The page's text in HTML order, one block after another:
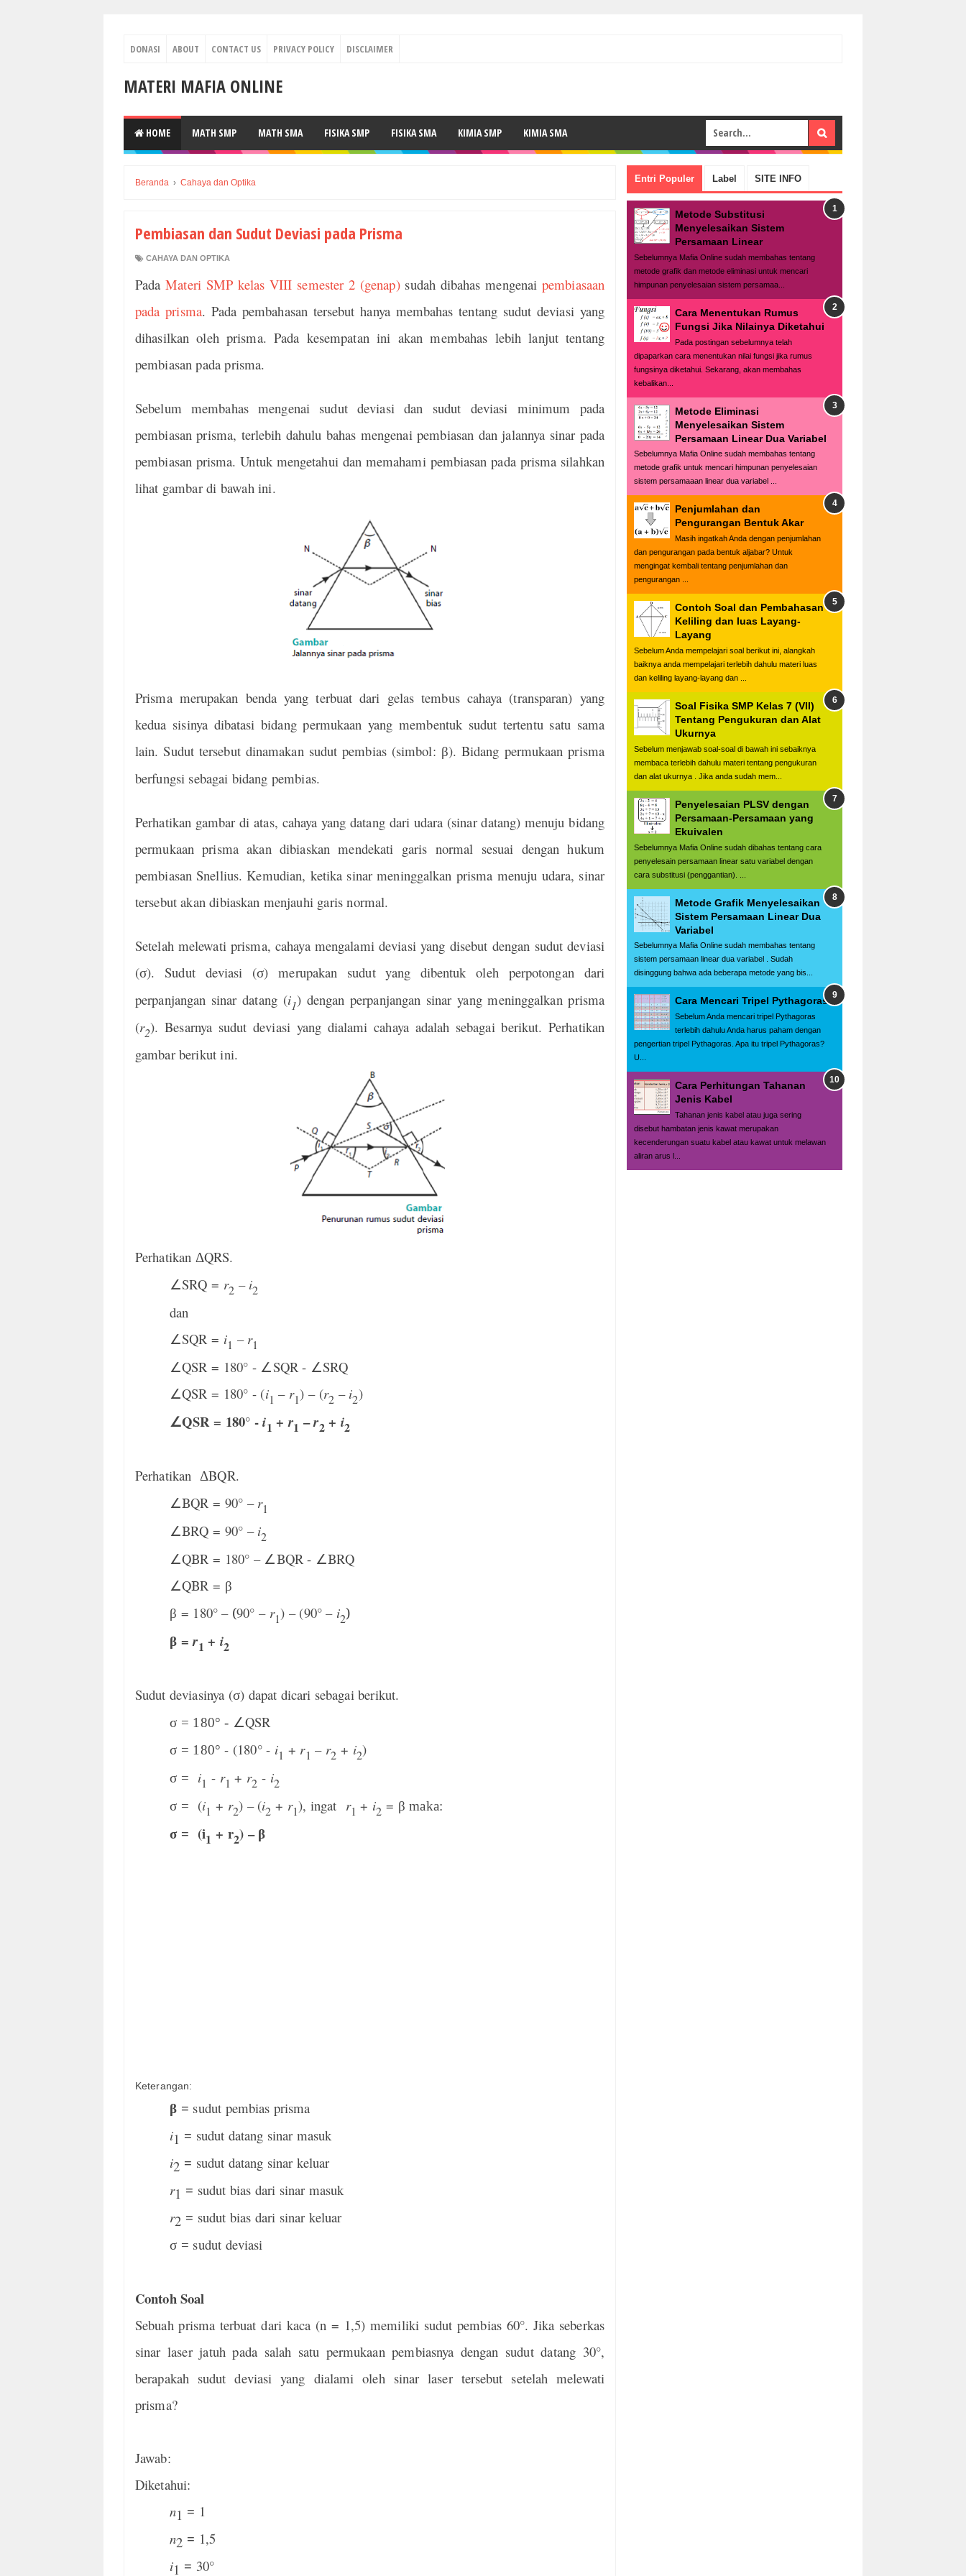
DONASI ABOUT CONTACT US PRIVACY POLICY DISCLAIMER
MATERI MAFIA ONLINE
HOME MATH SMP MATH SMA FISIKA SMP FISIKA SMA KIMIA SMP KIMIA SMA
Beranda › Cahaya dan Optika
Pembiasan dan Sudut Deviasi pada Prisma
CAHAYA DAN OPTIKA
PadaMateri SMP kelas VIII semester 2 (genap)sudah dibahas mengenai pembiasaan
pada prisma. Pada pembahasan tersebut hanya membahas tentang sudut deviasi yang
dihasilkan oleh prisma. Pada kesempatan ini akan membahas lebih lanjut tentang
pembiasan pada prisma.
Sebelum membahas mengenai sudut deviasi dan sudut deviasi minimum pada
pembiasan prisma, terlebih dahulu bahas mengenai pembiasan dan jalannya sinar pada
pembiasan prisma. Untuk mengetahui dan memahami pembiasan pada prisma silahkan
lihat gambar di bawah ini.
Prisma merupakan benda yang terbuat dari gelas tembus cahaya (transparan) yang
kedua sisinya dibatasi bidang permukaan yang membentuk sudut tertentu satu sama
lain. Sudut tersebut dinamakan sudut pembias (simbol: β). Bidang permukaan prisma
berfungsi sebagai bidang pembias.
Perhatikan gambar di atas, cahaya yang datang dari udara (sinar datang) menuju bidang
permukaan prisma akan dibiaskan mendekati garis normal sesuai dengan hukum
pembiasan Snellius. Kemudian, ketika sinar meninggalkan prisma menuju udara, sinar
tersebut akan dibiaskan menjauhi garis normal.
Setelah melewati prisma, cahaya mengalami deviasi yang disebut dengan sudut deviasi
(σ). Sudut deviasi (σ) merupakan sudut yang dibentuk oleh perpotongan dari
perpanjangan sinar datang (i1) dengan perpanjangan sinar yang meninggalkan prisma
(r2). Besarnya sudut deviasi yang dialami cahaya adalah sebagai berikut. Perhatikan
gambar berikut ini.
Perhatikan ΔQRS.
∠SRQ = r2 – i2
dan
∠SQR = i1 – r1
∠QSR = 180° - ∠SQR - ∠SRQ
∠QSR = 180° - (i1 – r1) – (r2 – i2)
∠QSR = 180° -i1 +r1 –r2 +i2
PerhatikanΔBQR.
∠BQR = 90° – r1
∠BRQ = 90° – i2
∠QBR = 180° – ∠BQR - ∠BRQ
∠QBR = β
β = 180° – (90° – r1) – (90° – i2)
β =r1 + i2
Sudut deviasinya (σ) dapat dicari sebagai berikut.
σ = 180° - ∠QSR
σ = 180°- (180° - i1 + r1 – r2 + i2)
σ = i1 - r1 + r2 - i2
σ = (i1 + r2) – (i2 + r1), ingat r1 + i2 = β maka:
σ =
(i1 + r2) – β
Keterangan:
β = sudut pembias prisma
i1 = sudut datang sinar masuk
i2 = sudut datang sinar keluar
r1 = sudut bias dari sinar masuk
r2 = sudut bias dari sinar keluar
σ = sudut deviasi
Contoh Soal
Sebuah prisma terbuat dari kaca (n = 1,5) memiliki sudut pembias 60°. Jika seberkas
sinar laser jatuh pada salah satu permukaan pembiasnya dengan sudut datang 30°,
berapakah sudut deviasi yang dialami oleh sinar laser tersebut setelah melewati
prisma?
Jawab:
Diketahui:
n1 = 1
n2 = 1,5
i1 = 30°
Entri Populer Label SITE INFO
Metode Substitusi
Menyelesaikan Sistem
Persamaan Linear
Sebelumnya Mafia Online sudah membahas tentang
metode grafik dan metode eliminasi untuk mencari
himpunan penyelesaian sistem persamaa...
Cara Menentukan Rumus
Fungsi Jika Nilainya Diketahui
Pada postingan sebelumnya telah
dipaparkan cara menentukan nilai fungsi jika rumus
fungsinya diketahui. Sekarang, akan membahas
kebalikan...
Metode Eliminasi
Menyelesaikan Sistem
Persamaan Linear Dua Variabel
Sebelumnya Mafia Online sudah membahas tentang
metode grafik untuk mencari himpunan penyelesaian
sistem persamaaan linear dua variabel ...
Penjumlahan dan
Pengurangan Bentuk Akar
Masih ingatkah Anda dengan penjumlahan
dan pengurangan pada bentuk aljabar? Untuk
mengingat kembali tentang penjumlahan dan
pengurangan ...
Contoh Soal dan Pembahasan
Keliling dan luas Layang-
Layang
Sebelum Anda mempelajari soal berikut ini, alangkah
baiknya anda mempelajari terlebih dahulu materi luas
dan keliling layang-layang dan ...
Soal Fisika SMP Kelas 7 (VII)
Tentang Pengukuran dan Alat
Ukurnya
Sebelum menjawab soal-soal di bawah ini sebaiknya
membaca terlebih dahulu materi tentang pengukuran
dan alat ukurnya . Jika anda sudah mem...
Penyelesaian PLSV dengan
Persamaan-Persamaan yang
Ekuivalen
Sebelumnya Mafia Online sudah dibahas tentang cara
penyelesain persamaan linear satu variabel dengan
cara substitusi (penggantian). ...
Metode Grafik Menyelesaikan
Sistem Persamaan Linear Dua
Variabel
Sebelumnya Mafia Online sudah membahas tentang
sistem persamaan linear dua variabel . Sudah
disinggung bahwa ada beberapa metode yang bis...
Cara Mencari Tripel Pythagoras
Sebelum Anda mencari tripel Pythagoras
terlebih dahulu Anda harus paham dengan
pengertian tripel Pythagoras. Apa itu tripel Pythagoras?
U...
Cara Perhitungan Tahanan
Jenis Kabel
Tahanan jenis kabel atau juga sering
disebut hambatan jenis kawat merupakan
kecenderungan suatu kabel atau kawat untuk melawan
aliran arus l...